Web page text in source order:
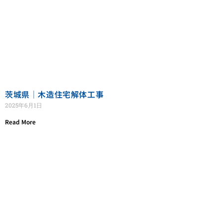
茨城県｜木造住宅解体工事
2025年6月1日
Read More